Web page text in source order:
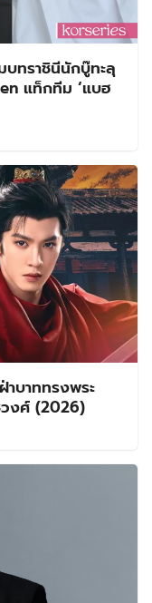
ทราชินีนักบู๊ทะลุ
แท็กทีม ‘แบฮ
บาททรงพระ
งศ์ (2026)